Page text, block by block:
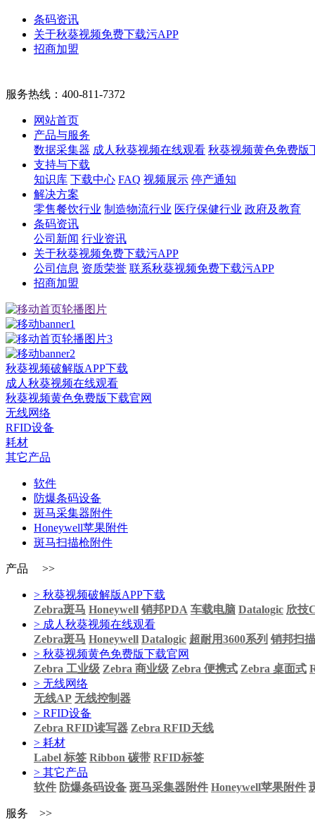
条码资讯
关于秋葵视频免费下载污APP
招商加盟
服务热线： 400-811-7372
网站首页
产品与服务
数据采集器 成人秋葵视频在线观看 秋葵视频黄色免费版
支持与下载
知识库 下载中心 FAQ 视频展示 停产通知
解决方案
零售餐饮行业 制造物流行业 医疗保健行业 政府及教育
条码资讯
公司新闻 行业资讯
关于秋葵视频免费下载污APP
公司信息 资质荣誉 联系秋葵视频免费下载污APP
招商加盟
秋葵视频破解版APP下载
成人秋葵视频在线观看
秋葵视频黄色免费版下载官网
无线网络
RFID设备
耗材
其它产品
软件
防爆条码设备
斑马采集器附件
Honeywell苹果附件
斑马扫描枪附件
产品 >>
> 秋葵视频破解版APP下载
Zebra斑马 Honeywell 销邦PDA 车载电脑 Datalogic 欣技
> 成人秋葵视频在线观看
Zebra斑马 Honeywell Datalogic 超耐用3600系列 销邦扫
> 秋葵视频黄色免费版下载官网
Zebra 工业级 Zebra 商业级 Zebra 便携式 Zebra 桌面式
> 无线网络
无线AP 无线控制器
> RFID设备
Zebra RFID读写器 Zebra RFID天线
> 耗材
Label 标签 Ribbon 碳带 RFID标签
> 其它产品
软件 防爆条码设备 斑马采集器附件 Honeywell苹果附件
服务 >>